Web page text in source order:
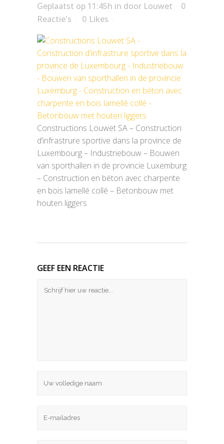
Geplaatst op 11:45h in door Louwet
0
Reactie's
0 Likes
Constructions Louwet SA – Construction
d’infrastrure sportive dans la province de
Luxembourg – Industriebouw – Bouwen
van sporthallen in de provincie Luxemburg
– Construction en béton avec charpente
en bois lamellé collé – Betonbouw met
houten liggers
GEEF EEN REACTIE